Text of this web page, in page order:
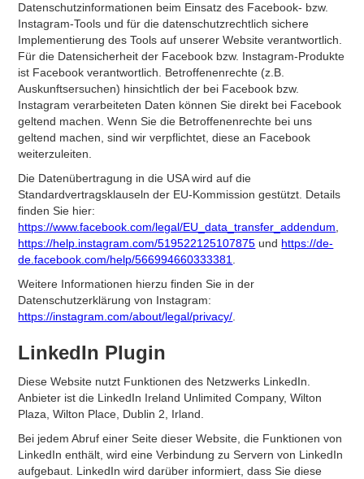
Datenschutzinformationen beim Einsatz des Facebook- bzw.
Instagram-Tools und für die datenschutzrechtlich sichere
Implementierung des Tools auf unserer Website verantwortlich.
Für die Datensicherheit der Facebook bzw. Instagram-Produkte
ist Facebook verantwortlich. Betroffenenrechte (z.B.
Auskunftsersuchen) hinsichtlich der bei Facebook bzw.
Instagram verarbeiteten Daten können Sie direkt bei Facebook
geltend machen. Wenn Sie die Betroffenenrechte bei uns
geltend machen, sind wir verpflichtet, diese an Facebook
weiterzuleiten.
Die Datenübertragung in die USA wird auf die
Standardvertragsklauseln der EU-Kommission gestützt. Details
finden Sie hier:
https://www.facebook.com/legal/EU_data_transfer_addendum
https://help.instagram.com/519522125107875 und https://de-
de.facebook.com/help/566994660333381
Weitere Informationen hierzu finden Sie in der
Datenschutzerklärung von Instagram:
https://instagram.com/about/legal/privacy/
LinkedIn Plugin
Diese Website nutzt Funktionen des Netzwerks LinkedIn.
Anbieter ist die LinkedIn Ireland Unlimited Company, Wilton
Plaza, Wilton Place, Dublin 2, Irland.
Bei jedem Abruf einer Seite dieser Website, die Funktionen von
LinkedIn enthält, wird eine Verbindung zu Servern von LinkedIn
aufgebaut. LinkedIn wird darüber informiert, dass Sie diese